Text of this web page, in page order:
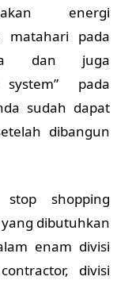
energi
pada
dan juga
system” pada
sudah dapat
dibangun
shopping
dibutuhkan
enam divisi
divisi